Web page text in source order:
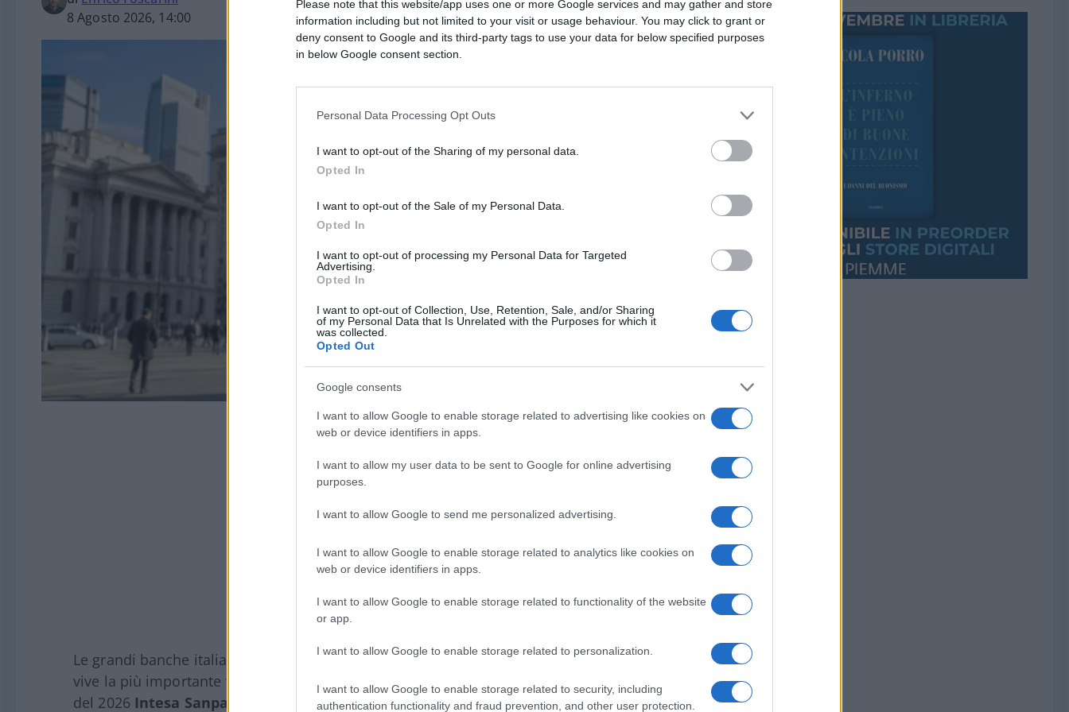
Please note that this website/app uses one or more Google services and may gather and store
information including but not limited to your visit or usage behaviour. You may click to grant or
deny consent to Google and its third-party tags to use your data for below specified purposes
in below Google consent section.
Personal Data Processing Opt Outs
I want to opt-out of the Sharing of my personal data.
Opted In
I want to opt-out of the Sale of my Personal Data.
Opted In
I want to opt-out of processing my Personal Data for Targeted
Advertising.
Opted In
I want to opt-out of Collection, Use, Retention, Sale, and/or Sharing
of my Personal Data that Is Unrelated with the Purposes for which it
was collected.
Opted Out
Google consents
I want to allow Google to enable storage related to advertising like cookies on
web or device identifiers in apps.
I want to allow my user data to be sent to Google for online advertising
purposes.
I want to allow Google to send me personalized advertising.
I want to allow Google to enable storage related to analytics like cookies on
web or device identifiers in apps.
I want to allow Google to enable storage related to functionality of the website
or app.
I want to allow Google to enable storage related to personalization.
I want to allow Google to enable storage related to security, including
authentication functionality and fraud prevention, and other user protection.
8 Agosto 2026, 14:00
1.3kVisualizzazioni 0commenti
Le grandi banche italiane continuano a macinare risultati record mentre il settore
vive la più importante fase di consolidamento degli ultimi anni. Nel primo semestre
del 2026 Intesa Sanpaolo, Unicredit, Banco Bpm, Mps e Bper hanno realizzato